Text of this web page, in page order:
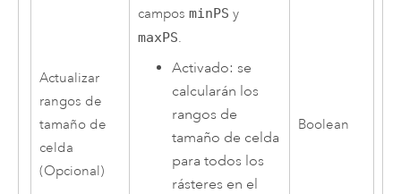
Actualizar
rangos de
tamaño de
celda
(Opcional)
campos minPS y
maxPS.
Activado: se
calcularán los
rangos de
tamaño de celda
para todos los
rásteres en el
Boolean